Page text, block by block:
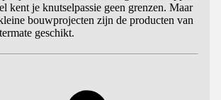
kent je knutselpassie geen grenzen. Maar
bouwprojecten zijn de producten van
geschikt.